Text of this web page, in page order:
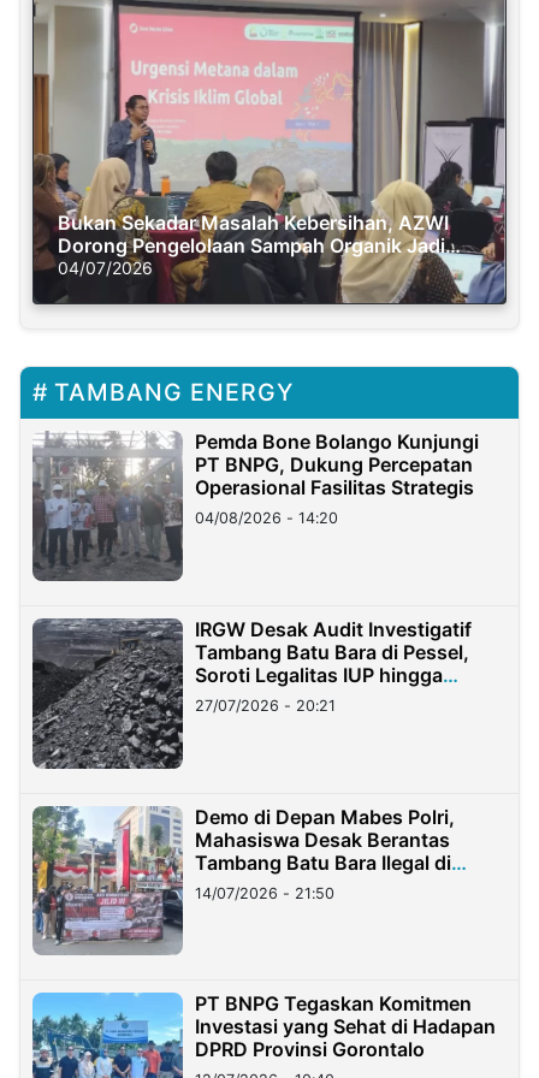
Bukan Sekadar Masalah Kebersihan, AZWI
Dorong Pengelolaan Sampah Organik Jadi
Solusi Krisis Iklim
04/07/2026
TAMBANG ENERGY
Pemda Bone Bolango Kunjungi
PT BNPG, Dukung Percepatan
Operasional Fasilitas Strategis
04/08/2026 - 14:20
IRGW Desak Audit Investigatif
Tambang Batu Bara di Pessel,
Soroti Legalitas IUP hingga
Stockpile
27/07/2026 - 20:21
Demo di Depan Mabes Polri,
Mahasiswa Desak Berantas
Tambang Batu Bara Ilegal di
Lampung
14/07/2026 - 21:50
PT BNPG Tegaskan Komitmen
Investasi yang Sehat di Hadapan
DPRD Provinsi Gorontalo